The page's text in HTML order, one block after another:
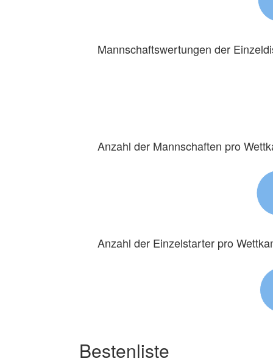
Mannschaftswertungen der
Anzahl der Mannschaften pro
Anzahl der Einzelstarter pro
Bestenliste